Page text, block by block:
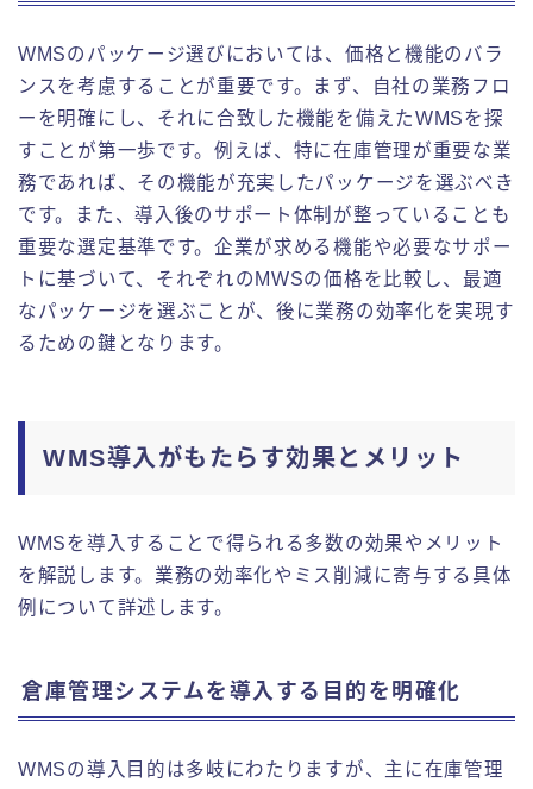
WMSのパッケージ選びにおいては、価格と機能のバラ
ンスを考慮することが重要です。まず、自社の業務フロ
ーを明確にし、それに合致した機能を備えたWMSを探
すことが第一歩です。例えば、特に在庫管理が重要な業
務であれば、その機能が充実したパッケージを選ぶべき
です。また、導入後のサポート体制が整っていることも
重要な選定基準です。企業が求める機能や必要なサポー
トに基づいて、それぞれのMWSの価格を比較し、最適
なパッケージを選ぶことが、後に業務の効率化を実現す
るための鍵となります。
WMS導入がもたらす効果とメリット
WMSを導入することで得られる多数の効果やメリット
を解説します。業務の効率化やミス削減に寄与する具体
例について詳述します。
倉庫管理システムを導入する目的を明確化
WMSの導入目的は多岐にわたりますが、主に在庫管理